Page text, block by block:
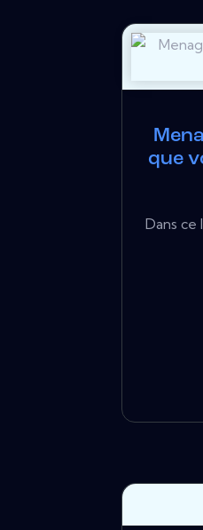
que
Dans ce